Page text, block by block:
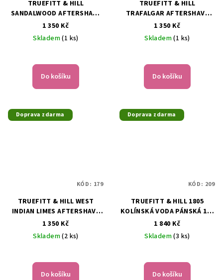
TRUEFITT & HILL
SANDALWOOD AFTERSHAVE
BALM, 100 ML
1 350 Kč
Skladem(1 ks)
Do košíku
TRUEFITT & HILL
TRAFALGAR AFTERSHAVE
BALM, 100 ML
1 350 Kč
Skladem(1 ks)
Do košíku
Doprava zdarma
TRUEFITT & HILL WEST
INDIAN LIMES AFTERSHAVE
BALM, 100 ML
1 350 Kč
Skladem(2 ks)
Do košíku
KÓD: 179
Doprava zdarma
TRUEFITT & HILL 1805
KOLÍNSKÁ VODA PÁNSKÁ 100
ML
1 840 Kč
Skladem(3 ks)
Do košíku
KÓD: 209